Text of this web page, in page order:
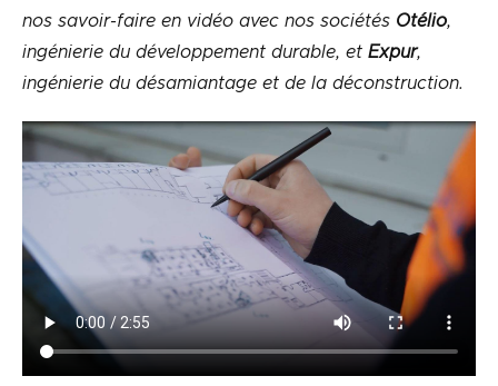
nos savoir-faire en vidéo avec nos sociétés Otélio,
ingénierie du développement durable, et Expur,
ingénierie du désamiantage et de la déconstruction.